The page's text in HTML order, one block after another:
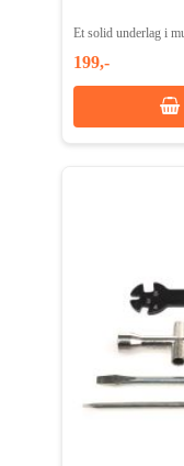
Et solid underlag i
199,-